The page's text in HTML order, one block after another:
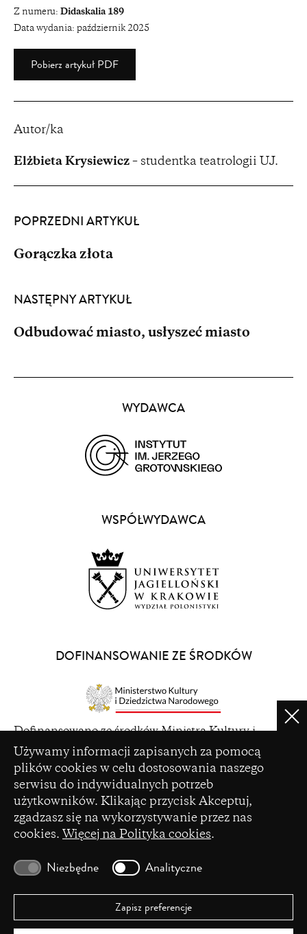
Ustawienia plików cookie
Używamy informacji zapisanych za pomocą
plików cookies w celu dostosowania naszego
serwisu do indywidualnych potrzeb
użytkowników. Klikając przycisk Akceptuj,
zgadzasz się na wykorzystywanie przez nas
cookies. Więcej na Polityka cookies.
Niezbędne Analityczne
Zapisz preferencje
Z numeru: Didaskalia 189
Data wydania: październik 2025
Pobierz artykuł PDF
Autor/ka
Elżbieta Krysiewicz – studentka teatrologii UJ.
POPRZEDNI ARTYKUŁ
Gorączka złota
NASTĘPNY ARTYKUŁ
Odbudować miasto, usłyszeć miasto
WYDAWCA
WSPÓŁWYDAWCA
DOFINANSOWANIE ZE ŚRODKÓW
a
new
window)
Dofinansowano ze środków Ministra Kultury i
Dziedzictwa Narodowego pochodzących z Funduszu
Promocji Kultury – państwowego funduszu celowego
(opens
a
Ministerstwa Nauki i Szkolnictwa Wyższego na
podstawie umowy Nr 86/WCN/2019/1 z dnia 19
lipca 2019 r. z pomocy przyznanej w ramach
programu „Wsparcie dla czasopism naukowych”.